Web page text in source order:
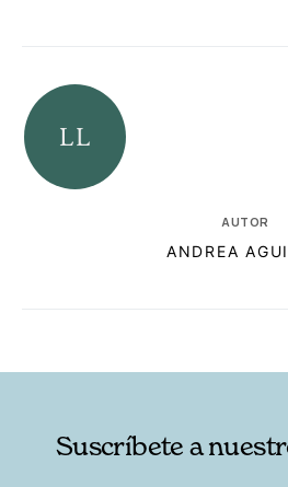
AUTOR
ANDREA
Suscríbete a